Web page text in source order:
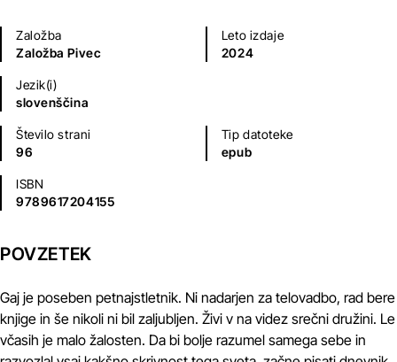
Založba
Založba Pivec
Leto izdaje
2024
Jezik(i)
slovenščina
Število strani
96
Tip datoteke
epub
ISBN
9789617204155
POVZETEK
Gaj je poseben petnajstletnik. Ni nadarjen za telovadbo, rad bere
knjige in še nikoli ni bil zaljubljen. Živi v na videz srečni družini. Le
včasih je malo žalosten. Da bi bolje razumel samega sebe in